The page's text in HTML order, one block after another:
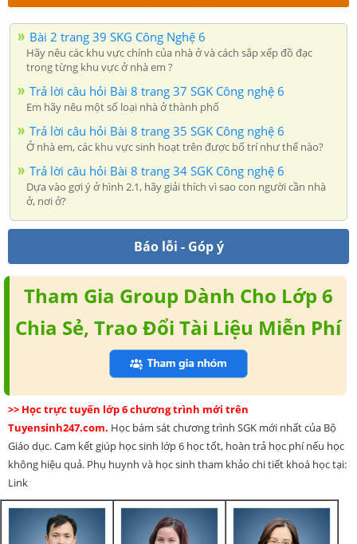
Bài 2 trang 39 SKG Công Nghệ 6
Hãy nêu các khu vực chính của nhà ở và cách sắp xếp đồ đạc
trong từng khu vực ở nhà em ?
Trả lời câu hỏi Bài 8 trang 37 SGK Công nghệ 6
Em hãy nêu một số loại nhà ở thành phố
Trả lời câu hỏi Bài 8 trang 35 SGK Công nghệ 6
Ở nhà em, các khu vực sinh hoạt trên được bố trí như thế nào?
Trả lời câu hỏi Bài 8 trang 34 SGK Công nghệ 6
Dựa vào gợi ý ở hình 2.1, hãy giải thích vì sao con người cần nhà
ở, nơi ở?
Báo lỗi - Góp ý
Tham Gia Group Dành Cho Lớp 6
Chia Sẻ, Trao Đổi Tài Liệu Miễn Phí
>> Học trực tuyến lớp 6 chương trình mới trên
Tuyensinh247.com. Học bám sát chương trình SGK mới nhất của Bộ
Giáo dục. Cam kết giúp học sinh lớp 6 học tốt, hoàn trả học phí nếu học
không hiệu quả. Phụ huynh và học sinh tham khảo chi tiết khoá học tại:
Link